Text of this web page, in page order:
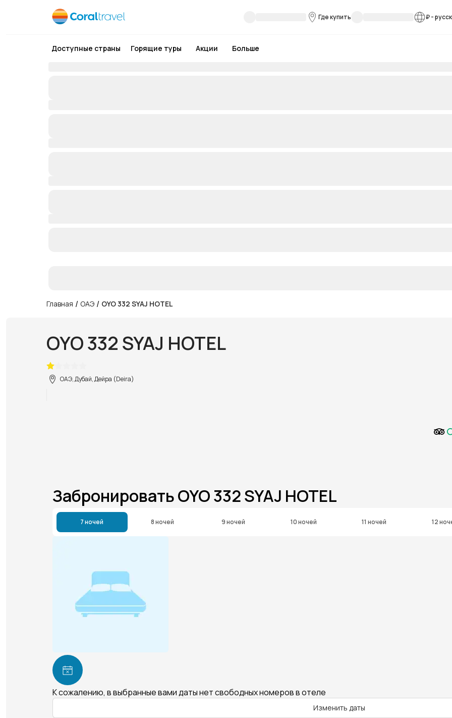
Где купить ₽-
Доступные страны Горящие туры Акции Больше
Главная / ОАЭ / OYO 332 SYAJ HOTEL
OYO 332 SYAJ HOTEL
ОАЭ, Дубай, Дейра (Deira)
Забронировать OYO 332 SYAJ HOTEL
7 ночей 8 ночей 9 ночей 10 ночей 11 ночей 12
К сожалению, в выбранные вами даты нет свободных номеров в отеле
Изменить даты